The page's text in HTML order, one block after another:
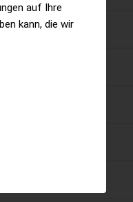
auf Ihre
kann, die wir